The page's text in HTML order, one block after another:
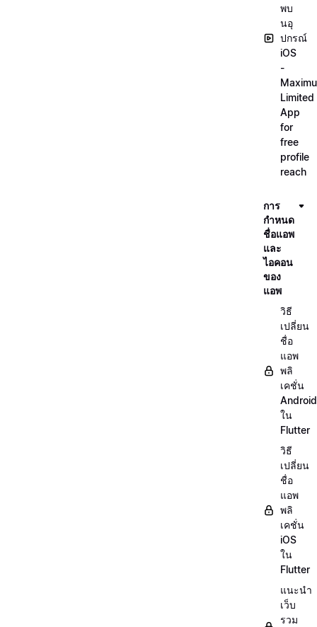
พบ
นอุ
ปกรณ์
iOS
-
Limited
App
for
free
profile
reach
การ
กำหนด
ชื่อแอพ
และ
ไอคอน
ของ
แอพ
วิธี
เปลี่ยน
ชื่อ
แอพ
พลิ
เคชั่น
Android
ใน
Flutter
วิธี
เปลี่ยน
ชื่อ
แอพ
พลิ
เคชั่น
iOS
ใน
Flutter
แนะนำ
เว็บ
รวม